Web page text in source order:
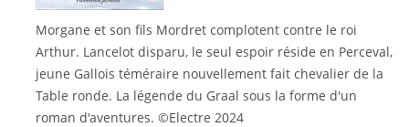
Morgane et son fils Mordret complotent contre le roi
Arthur. Lancelot disparu, le seul espoir réside en Perceval,
jeune Gallois téméraire nouvellement fait chevalier de la
Table ronde. La légende du Graal sous la forme d'un
roman d'aventures. ©Electre 2024